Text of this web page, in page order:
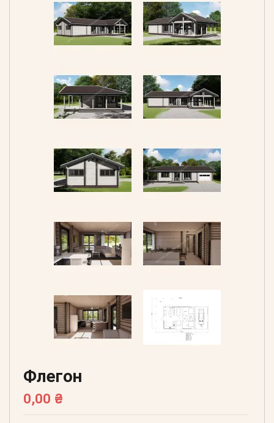
Флегон
0,00 ₴